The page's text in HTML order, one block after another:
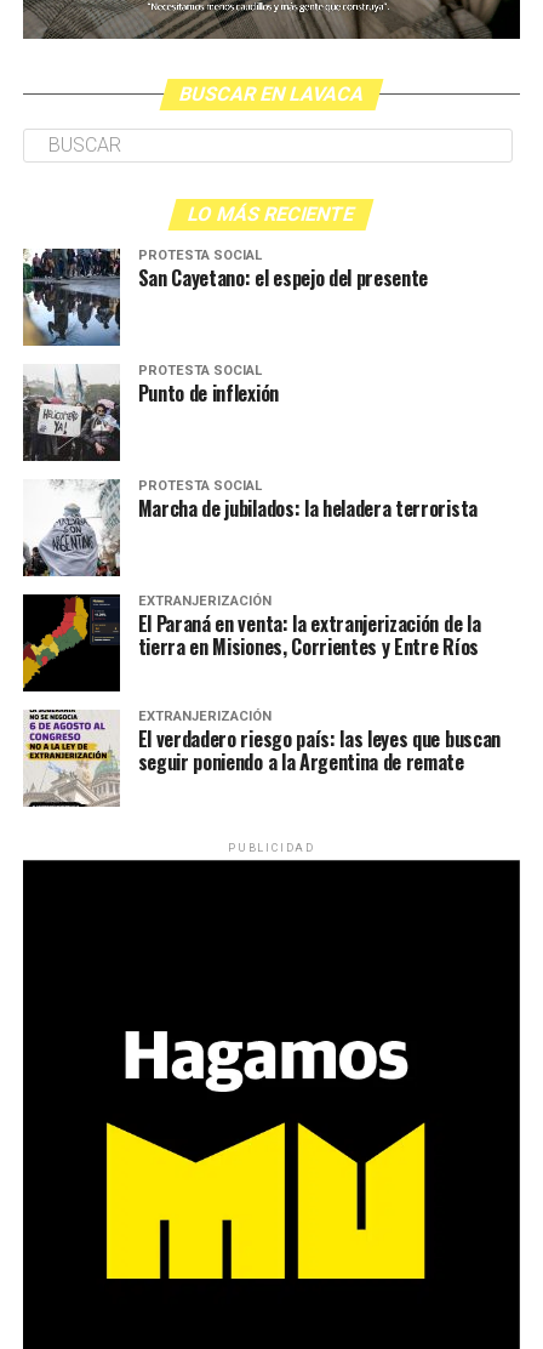
BUSCAR EN LAVACA
LO MÁS RECIENTE
PROTESTA SOCIAL
San Cayetano: el espejo del presente
PROTESTA SOCIAL
Punto de inflexión
PROTESTA SOCIAL
Marcha de jubilados: la heladera terrorista
EXTRANJERIZACIÓN
El Paraná en venta: la extranjerización de la
tierra en Misiones, Corrientes y Entre Ríos
EXTRANJERIZACIÓN
El verdadero riesgo país: las leyes que buscan
seguir poniendo a la Argentina de remate
PUBLICIDAD